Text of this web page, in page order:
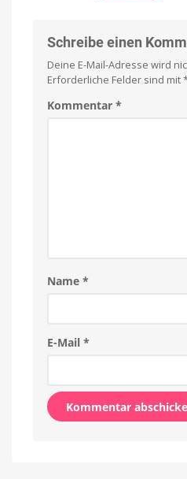
Schreibe einen
Deine E-Mail-Adresse wird
Erforderliche Felder sind mit
Kommentar *
Name *
E-Mail *